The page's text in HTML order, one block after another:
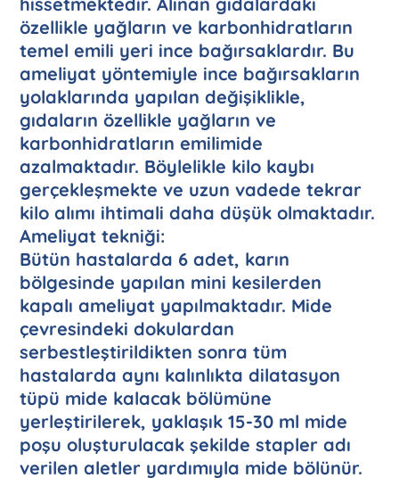
özellikle yağların ve karbonhidratların
temel emili yeri ince bağırsaklardır. Bu
ameliyat yöntemiyle ince bağırsakların
yolaklarında yapılan değişiklikle,
gıdaların özellikle yağların ve
karbonhidratların emilimide
azalmaktadır. Böylelikle kilo kaybı
gerçekleşmekte ve uzun vadede tekrar
kilo alımı ihtimali daha düşük olmaktadır.
Ameliyat tekniği:
Bütün hastalarda 6 adet, karın
bölgesinde yapılan mini kesilerden
kapalı ameliyat yapılmaktadır. Mide
çevresindeki dokulardan
serbestleştirildikten sonra tüm
hastalarda aynı kalınlıkta dilatasyon
tüpü mide kalacak bölümüne
yerleştirilerek, yaklaşık 15-30 ml mide
poşu oluşturulacak şekilde stapler adı
verilen aletler yardımıyla mide bölünür.